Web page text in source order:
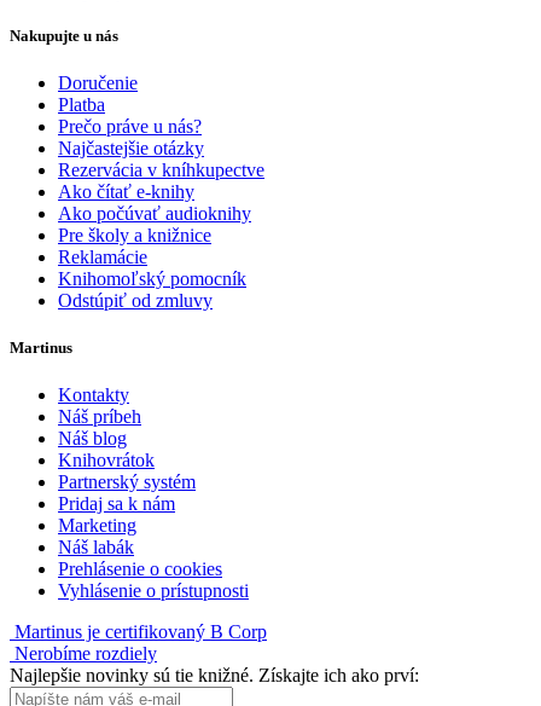
Nakupujte u nás
Doručenie
Platba
Prečo práve u nás?
Najčastejšie otázky
Rezervácia v kníhkupectve
Ako čítať e-knihy
Ako počúvať audioknihy
Pre školy a knižnice
Reklamácie
Knihomoľský pomocník
Odstúpiť od zmluvy
Martinus
Kontakty
Náš príbeh
Náš blog
Knihovrátok
Partnerský systém
Pridaj sa k nám
Marketing
Náš labák
Prehlásenie o cookies
Vyhlásenie o prístupnosti
Martinus je certifikovaný B Corp
Nerobíme rozdiely
Najlepšie novinky sú tie knižné. Získajte ich ako prví: